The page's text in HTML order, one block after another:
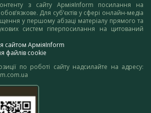
з сайту АрміяInform посилання на
обов’язкове. Для суб’єктів у сфері онлайн-медіа
у першому абзаці матеріалу прямого та
систем гіперпосилання на цитований
сайтом АрміяInform
файлів cookie
по роботі сайту надсилайте на адресу: